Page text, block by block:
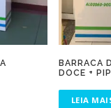
BARRACA
DOCE +
LEIA